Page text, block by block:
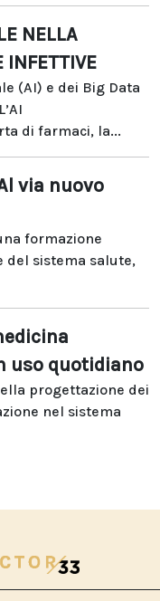
NELLA
INFETTIVE
(AI) e dei Big Data
di farmaci, la...
via nuovo
formazione
del sistema salute,
uso quotidiano
progettazione dei
nel sistema